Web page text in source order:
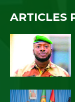
ARTICLES